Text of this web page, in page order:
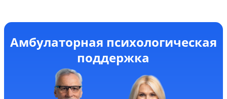
Амбулаторная психологическая
поддержка